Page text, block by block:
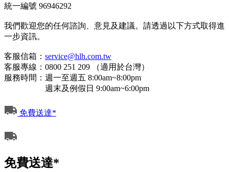
統一編號 96946292
我們歡迎您的任何諮詢、意見及建議。請透過以下方式取得進
一步資訊。
客服信箱： service@hlh.com.tw
客服專線：0800 251 209 （適用於台灣）
服務時間：週一至週五 8:00am~8:00pm
週末及例假日 9:00am~6:00pm
免費送達*
免費送達*